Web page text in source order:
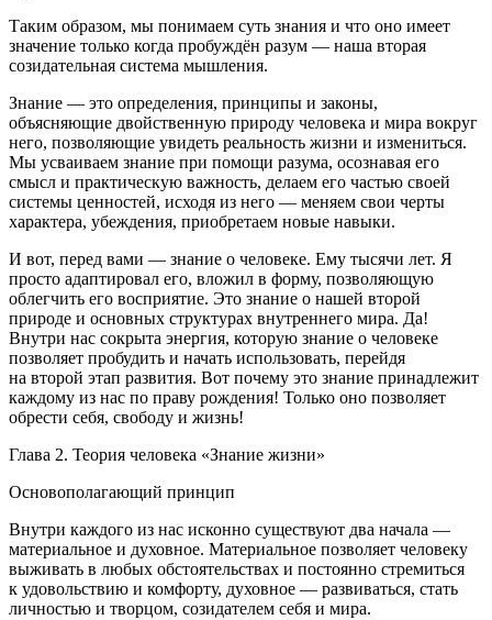
Таким образом, мы понимаем суть знания и что оно имеет
значение только когда пробуждён разум — наша вторая
созидательная система мышления.
Знание — это определения, принципы и законы,
объясняющие двойственную природу человека и мира вокруг
него, позволяющие увидеть реальность жизни и измениться.
Мы усваиваем знание при помощи разума, осознавая его
смысл и практическую важность, делаем его частью своей
системы ценностей, исходя из него — меняем свои черты
характера, убеждения, приобретаем новые навыки.
И вот, перед вами — знание о человеке. Ему тысячи лет. Я
просто адаптировал его, вложил в форму, позволяющую
облегчить его восприятие. Это знание о нашей второй
природе и основных структурах внутреннего мира. Да!
Внутри нас сокрыта энергия, которую знание о человеке
позволяет пробудить и начать использовать, перейдя
на второй этап развития. Вот почему это знание принадлежит
каждому из нас по праву рождения! Только оно позволяет
обрести себя, свободу и жизнь!
Глава 2. Теория человека «Знание жизни»
Основополагающий принцип
Внутри каждого из нас исконно существуют два начала —
материальное и духовное. Материальное позволяет человеку
выживать в любых обстоятельствах и постоянно стремиться
к удовольствию и комфорту, духовное — развиваться, стать
личностью и творцом, созидателем себя и мира.